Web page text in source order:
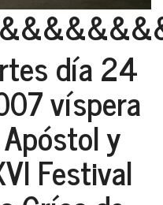
día 24
víspera
y
Festival